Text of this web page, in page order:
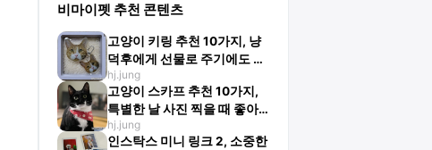
비마이펫 추천 콘텐츠
고양이 키링 추천 10가지, 냥
덕후에게 선물로 주기에도 좋
아요!
hj.jung
고양이 스카프 추천 10가지,
특별한 날 사진 찍을 때 좋아
요!
hj.jung
인스탁스 미니 링크 2, 소중한